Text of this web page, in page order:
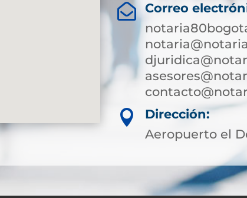

Correo

Dirección:
Aeropuerto el